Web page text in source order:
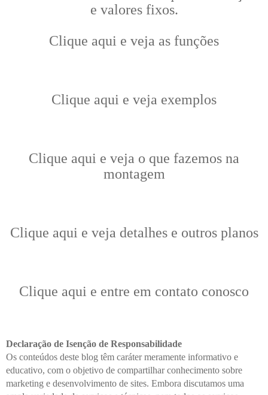
e valores fixos.
Clique aqui e veja as funções
Clique aqui e veja exemplos
Clique aqui e veja o que fazemos na
montagem
Clique aqui e veja detalhes e outros planos
Clique aqui e entre em contato conosco
Declaração de Isenção de Responsabilidade
Os conteúdos deste blog têm caráter meramente informativo e
educativo, com o objetivo de compartilhar conhecimento sobre
marketing e desenvolvimento de sites. Embora discutamos uma